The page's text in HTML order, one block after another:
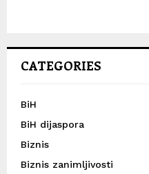
CATEGORIES
BiH
BiH dijaspora
Biznis
Biznis zanimljivosti